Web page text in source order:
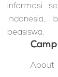
informasi
Indonesia,
beasiswa.
About